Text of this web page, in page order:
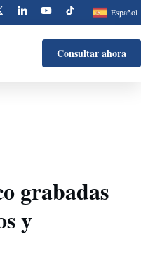
Español
Consultar ahora
grabadas
y